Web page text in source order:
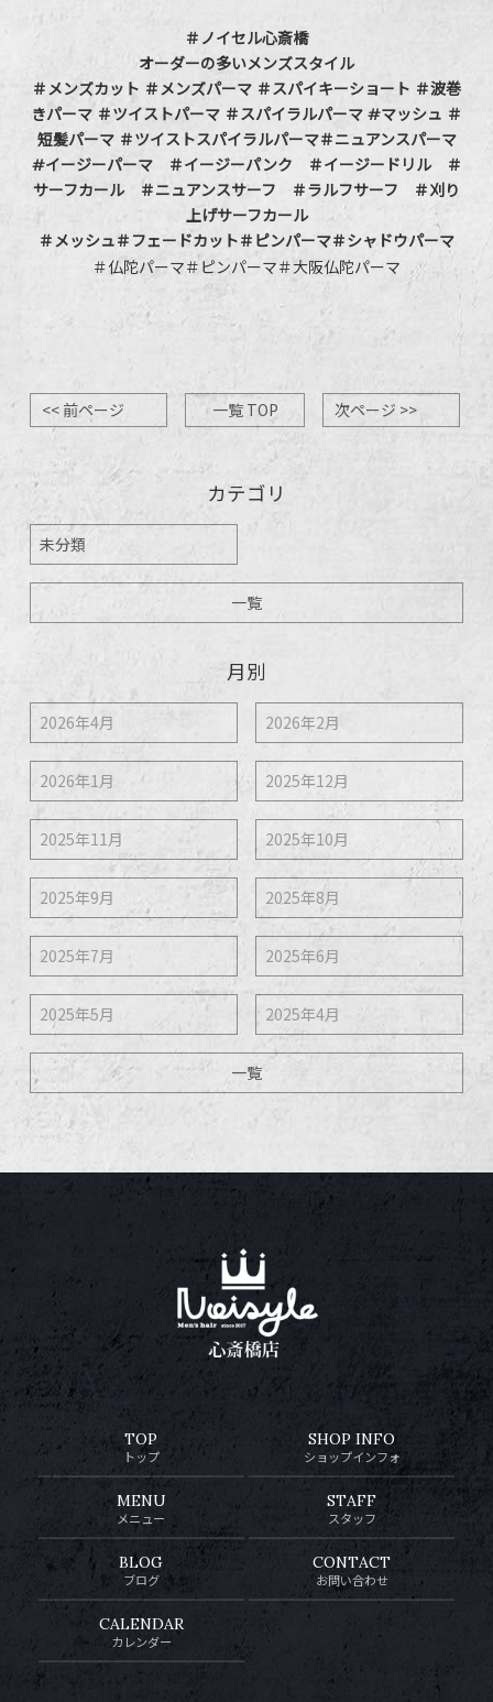
＃ノイセル心斎橋
オーダーの多いメンズスタイル
＃メンズカット ＃メンズパーマ ＃スパイキーショート ＃波巻
きパーマ ＃ツイストパーマ ＃スパイラルパーマ #マッシュ ＃
短髪パーマ ＃ツイストスパイラルパーマ＃ニュアンスパーマ
#イージーパーマ ＃イージーパンク ＃イージードリル ＃
サーフカール ＃ニュアンスサーフ ＃ラルフサーフ ＃刈り
上げサーフカール
＃メッシュ＃フェードカット＃ピンパーマ＃シャドウパーマ
＃仏陀パーマ＃ピンパーマ＃大阪仏陀パーマ
<< 前ページ 一覧 TOP 次ページ >>
カテゴリ
未分類
一覧
月別
2026年4月 2026年2月
2026年1月 2025年12月
2025年11月 2025年10月
2025年9月 2025年8月
2025年7月 2025年6月
2025年5月 2025年4月
一覧
TOP
トップ
SHOP INFO
ショップインフォ
MENU
メニュー
STAFF
スタッフ
BLOG
ブログ
CONTACT
お問い合わせ
CALENDAR
カレンダー